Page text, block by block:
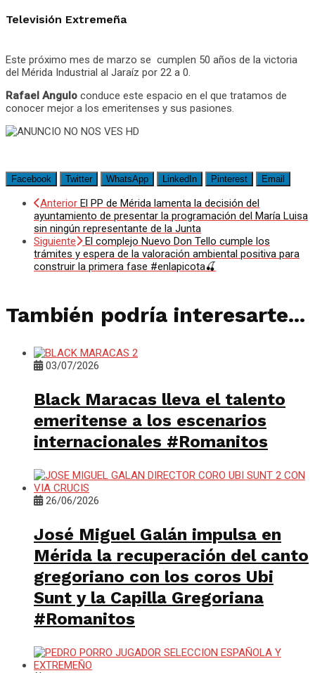
Televisión Extremeña
Este próximo mes de marzo se cumplen 50 años de la victoria
del Mérida Industrial al Jaraíz por 22 a 0.
Rafael Angulo conduce este espacio en el que tratamos de
conocer mejor a los emeritenses y sus pasiones.
Facebook Twitter WhatsApp LinkedIn Pinterest Email
Anterior El PP de Mérida lamenta la decisión del
ayuntamiento de presentar la programación del María Luisa
sin ningún representante de la Junta
Siguiente
El complejo Nuevo Don Tello cumple los
trámites y espera de la valoración ambiental positiva para
construir la primera fase #enlapicota🍒
También podría interesarte...
03/07/2026
Black Maracas lleva el talento
emeritense a los escenarios
internacionales #Romanitos
26/06/2026
José Miguel Galán impulsa en
Mérida la recuperación del canto
gregoriano con los coros Ubi
Sunt y la Capilla Gregoriana
#Romanitos